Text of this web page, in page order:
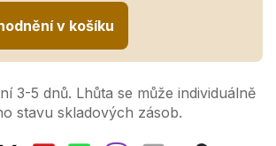
v košíku
3-5 dnů. Lhůta se může individuálně
stavu skladových zásob.